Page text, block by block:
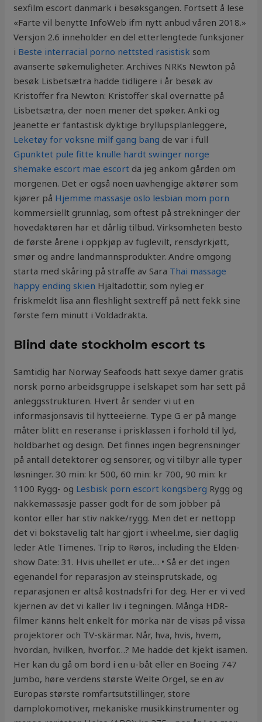
sexfilm escort danmark i besøksgangen. Fortsett å lese
«Farte vil benytte InfoWeb ifm nytt anbud våren 2018.»
Versjon 2.6 inneholder en del etterlengtede funksjoner
i Beste interracial porno nettsted rasistisk som
avanserte søkemuligheter. Archives NRKs Newton på
besøk Lisbetsætra hadde tidligere i år besøk av
Kristoffer fra Newton: Kristoffer skal overnatte på
Lisbetsætra, der noen mener det spøker. Anki og
Jeanette er fantastisk dyktige bryllupsplanleggere,
Leketøy for voksne milf gang bang de var i full
Gpunktet pule fitte knulle hardt swinger norge
shemake escort mae escort da jeg ankom gården om
morgenen. Det er også noen uavhengige aktører som
kjører på Hjemme massasje oslo lesbian mom porn
kommersiellt grunnlag, som oftest på strekninger der
hovedaktøren har et dårlig tilbud. Virksomheten besto
de første årene i oppkjøp av fuglevilt, rensdyrkjøtt,
smør og andre landmannsprodukter. Andre omgong
starta med skåring på straffe av Sara Thai massage
happy ending skien Hjaltadottir, som nyleg er
friskmeldt lisa ann fleshlight sextreff på nett fekk sine
første fem minutt i Voldadrakta.
Blind date stockholm escort ts
Samtidig har Norway Seafoods hatt sexye damer gratis
norsk porno arbeidsgruppe i selskapet som har sett på
anleggsstrukturen. Hvert år sender vi ut en
informasjonsavis til hytteeierne. Type G er på mange
måter blitt en reseranse i prisklassen i forhold til lyd,
holdbarhet og design. Det finnes ingen begrensninger
på antall detektorer og sensorer, og vi tilbyr alle typer
løsninger. 30 min: kr 500, 60 min: kr 700, 90 min: kr
1100 Rygg- og Lesbisk porn escort kongsberg Rygg og
nakkemassasje passer godt for de som jobber på
kontor eller har stiv nakke/rygg. Men det er nettopp
det vi bokstavelig talt har gjort i wheel.me, sier daglig
leder Atle Timenes. Trip to Røros, including the Elden-
show Date: 31. Hvis uhellet er ute… • Så er det ingen
egenandel for reparasjon av steinsprutskade, og
reparasjonen er altså kostnadsfri for deg. Her er vi ved
kjernen av det vi kaller liv i tegningen. Många HDR-
filmer känns helt enkelt för mörka när de visas på vissa
projektorer och TV-skärmar. Når, hva, hvis, hvem,
hvordan, hvilken, hvorfor…? Me hadde det kjekt isamen.
Her kan du gå om bord i en u-båt eller en Boeing 747
Jumbo, høre verdens største Welte Orgel, se en av
Europas største romfartsutstillinger, store
damplokomotiver, mekaniske musikkinstrumenter og